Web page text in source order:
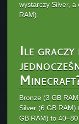
wystarczy Silver,
RAM).
Ile graczy
Bronze (3 GB
Silver (6 GB
GB RAM) to